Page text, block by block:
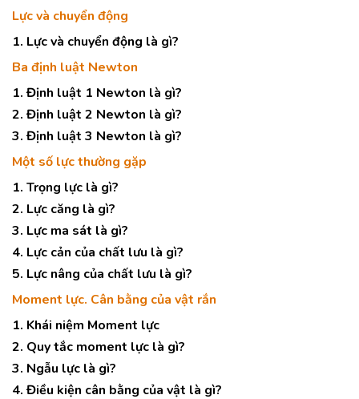
Lực và chuyển động
1. Lực và chuyển động là gì?
Ba định luật Newton
1. Định luật 1 Newton là gì?
2. Định luật 2 Newton là gì?
3. Định luật 3 Newton là gì?
Một số lực thường gặp
1. Trọng lực là gì?
2. Lực căng là gì?
3. Lực ma sát là gì?
4. Lực cản của chất lưu là gì?
5. Lực nâng của chất lưu là gì?
Moment lực. Cân bằng của vật rắn
1. Khái niệm Moment lực
2. Quy tắc moment lực là gì?
3. Ngẫu lực là gì?
4. Điều kiện cân bằng của vật là gì?